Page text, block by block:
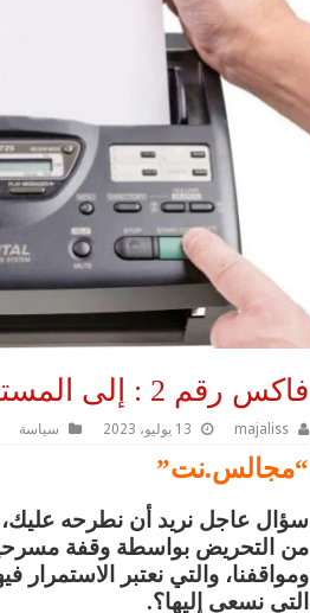
فاكس رقم 2 : إلى المستشار المدلل ومن معه
majaliss 13 يوليو، 2023 سياسة
“مجالس.نت”
سؤال عاجل نريد أن نطرحه عليك،
من التحريض بواسطة وقفة
ومواقفنا، والتي نعتبر الاستمرار
التي نسعى إليها؟.